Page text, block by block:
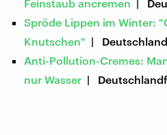
Feinstaub ancremen |
Spröde Lippen im Winter:
Knutschen" |
Anti-Pollution-Cremes:
nur Wasser |